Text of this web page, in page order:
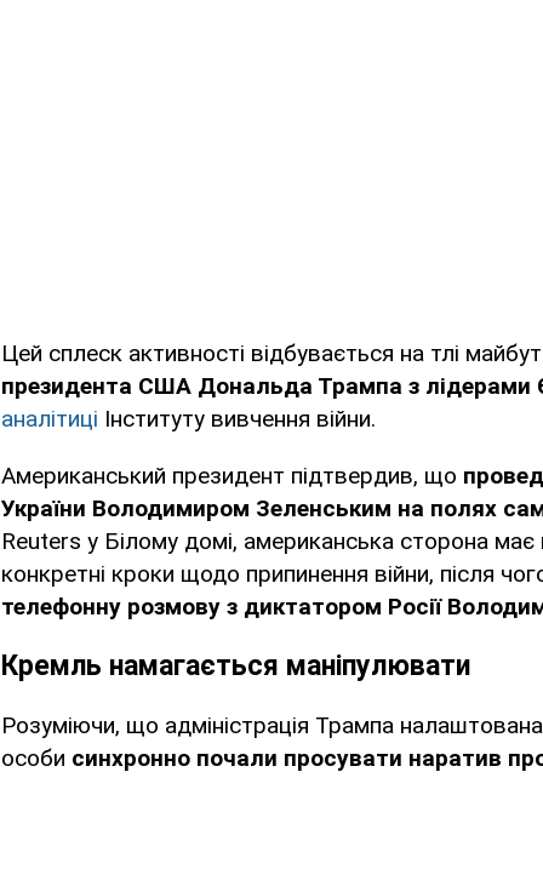
Цей сплеск активності відбувається на тлі
президента США Дональда Трампа з лідерами
аналітиці Інституту вивчення війни.
Американський президент підтвердив, що
України Володимиром Зеленським на полях
Reuters у Білому домі, американська сторона
конкретні кроки щодо припинення війни, після
телефонну розмову з диктатором Росії
Кремль намагається маніпулювати
Розуміючи, що адміністрація Трампа налаштована
особи синхронно почали просувати наратив